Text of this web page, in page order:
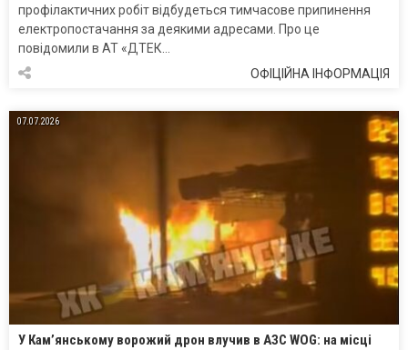
профілактичних робіт відбудеться тимчасове припинення
електропостачання за деякими адресами. Про це
повідомили в АТ «ДТЕК…
ОФІЦІЙНА ІНФОРМАЦІЯ
07.07.2026
У Кам’янському ворожий дрон влучив в АЗС WOG: на місці